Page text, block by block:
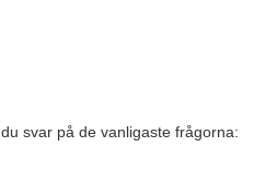
svar på de vanligaste frågorna: